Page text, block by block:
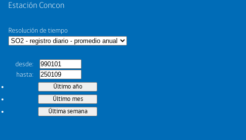
Estación Concon
Resolución de tiempo
desde
hasta